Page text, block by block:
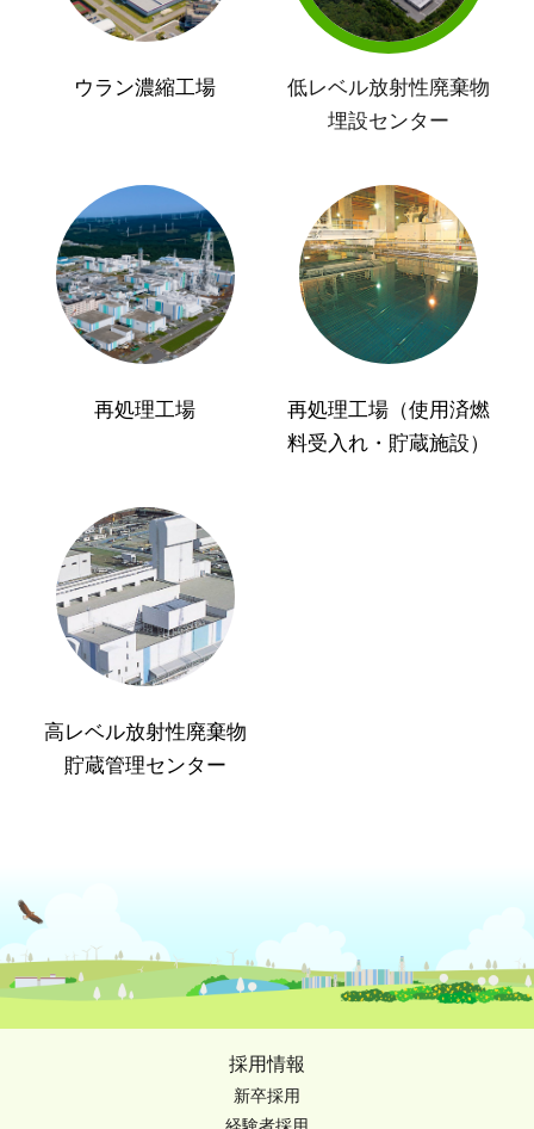
ウラン濃縮工場
低レベル放射性廃棄物
埋設センター
再処理工場
再処理工場（使用済燃
料受入れ・貯蔵施設）
高レベル放射性廃棄物
貯蔵管理センター
採用情報
新卒採用